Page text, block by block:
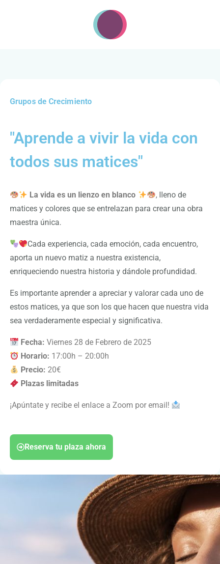
Grupos de Crecimiento
"Aprende a vivir la vida con
todos sus matices"
La vida es un lienzo en blanco , lleno de
matices y colores que se entrelazan para crear una obra
maestra única.
Cada experiencia, cada emoción, cada encuentro,
aporta un nuevo matiz a nuestra existencia,
enriqueciendo nuestra historia y dándole profundidad.
Es importante aprender a apreciar y valorar cada uno de
estos matices, ya que son los que hacen que nuestra vida
sea verdaderamente especial y significativa.
Fecha: Viernes 28 de Febrero de 2025
Horario: 17:00h – 20:00h
Precio: 20€
Plazas limitadas
¡Apúntate y recibe el enlace a Zoom por email!
Reserva tu plaza ahora